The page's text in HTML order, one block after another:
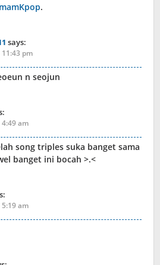
.
says:
pm
n seojun
am
song triples suka banget sama
banget ini bocah >.<
am